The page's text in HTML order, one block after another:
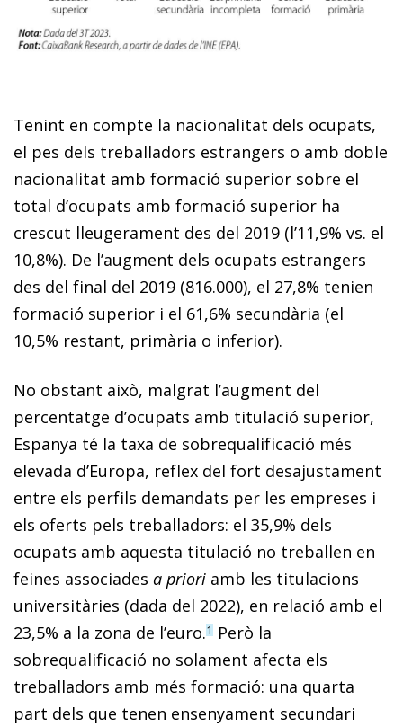
Tenint en compte la nacionalitat dels ocupats,
el pes dels treballadors estrangers o amb doble
nacionalitat amb formació superior sobre el
total d’ocupats amb formació su­­perior ha
crescut lleugerament des del 2019 (l’11,9% vs. el
10,8%). De l’augment dels ocupats estrangers
des del final del 2019 (816.000), el 27,8% tenien
formació superior i el 61,6% secundària (el
10,5% restant, primària o inferior).
No obstant això, malgrat l’augment del
percentatge d’o­­cu­­pats amb titulació superior,
Espanya té la taxa de sobrequalificació més
elevada d’Europa, reflex del fort desajustament
entre els perfils demandats per les empreses i
els oferts pels treballadors: el 35,9% dels
ocupats amb aquesta titulació no treballen en
feines associades a priori amb les titulacions
universitàries (dada del 2022), en relació amb el
23,5% a la zona de l’euro.1 Però la
sobrequalificació no solament afecta els
treballadors amb més formació: una quarta
part dels que tenen ensenyament secundari